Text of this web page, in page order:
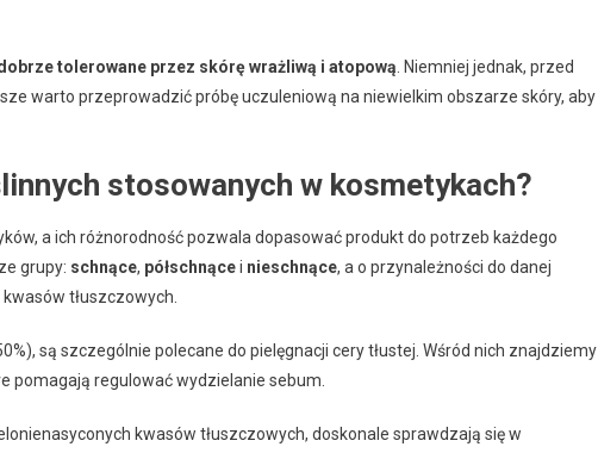
tolerowane przez skórę wrażliwą i atopową . Niemniej jednak, przed
warto przeprowadzić próbę uczuleniową na niewielkim obszarze skóry, aby
stosowanych w kosmetykach?
a ich różnorodność pozwala dopasować produkt do potrzeb każdego
grupy: schnące, półschnącei nieschnące, a o przynależności do danej
tłuszczowych.
są szczególnie polecane do pielęgnacji cery tłustej. Wśród nich znajdziemy
pomagają regulować wydzielanie sebum.
kwasów tłuszczowych, doskonale sprawdzają się w